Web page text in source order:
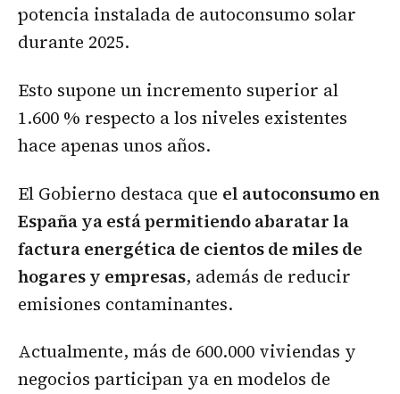
potencia instalada de autoconsumo solar
durante 2025.
Esto supone un incremento superior al
1.600 % respecto a los niveles existentes
hace apenas unos años.
El Gobierno destaca que el autoconsumo en
España ya está permitiendo abaratar la
factura energética de cientos de miles de
hogares y empresas, además de reducir
emisiones contaminantes.
Actualmente, más de 600.000 viviendas y
negocios participan ya en modelos de